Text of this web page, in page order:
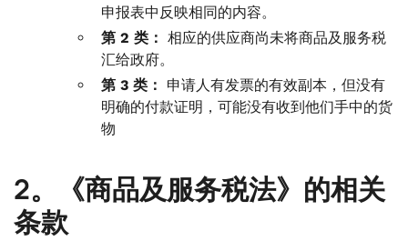
申报表中反映相同的内容。
第 2 类： 相应的供应商尚未将商品及服务税
汇给政府。
第 3 类：
申请人有发票的有效副本，但没有
明确的付款证明，可能没有收到他们手中的货
物
2。《商品及服务税法》的相关
条款